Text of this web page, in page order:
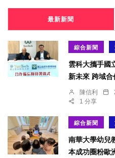
最新新聞
綜合新聞
雲科大攜手國
新未來 跨域
陳信利
1 分享
綜合新聞
南華大學幼兒
本成功圈粉歐